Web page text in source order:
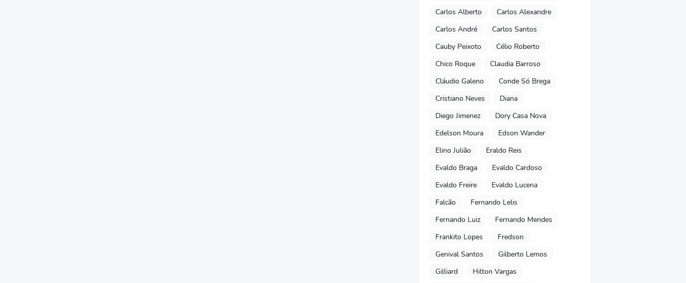
Carlos Alberto
Carlos Alexandre
Carlos André
Carlos Santos
Cauby Peixoto
Célio Roberto
Chico Roque
Claudia Barroso
Cláudio Galeno
Conde Só Brega
Cristiano Neves
Diana
Diego Jimenez
Dory Casa Nova
Edelson Moura
Edson Wander
Elino Julião
Eraldo Reis
Evaldo Braga
Evaldo Cardoso
Evaldo Freire
Evaldo Lucena
Falcão
Fernando Lelis
Fernando Luiz
Fernando Mendes
Frankito Lopes
Fredson
Genival Santos
Gilberto Lemos
Gilliard
Hilton Vargas